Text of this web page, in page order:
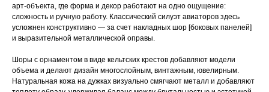
арт-объекта, где форма и декор работают на одно ощущение:
сложность и ручную работу. Классический силуэт авиаторов здесь
усложнен конструктивно — за счет накладных шор [боковых панелей]
и выразительной металлической оправы.
Шоры с орнаментом в виде кельтских крестов добавляют модели
объема и делают дизайн многослойным, винтажным, ювелирным.
Натуральная кожа на дужках визуально смягчают металл и добавляют